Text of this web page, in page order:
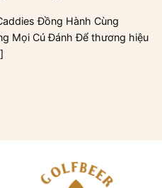
Đồng Hành Cùng
Mọi Cú Đánh Để thương hiệu